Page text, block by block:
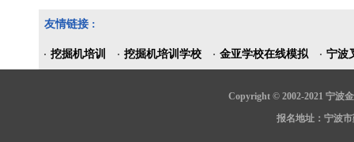
友情链接 :
挖掘机培训 挖掘机培训学校 金亚学校在线模拟 宁波
Copyright © 2002-2021 宁波
报名地址：宁波